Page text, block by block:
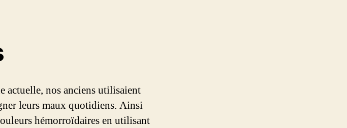
actuelle, nos anciens utilisaient
leurs maux quotidiens. Ainsi
hémorroïdaires en utilisant